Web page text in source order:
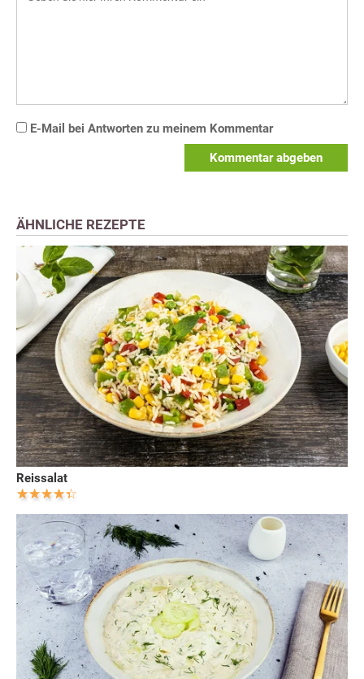
E-Mail bei Antworten zu meinem Kommentar
Kommentar abgeben
ÄHNLICHE REZEPTE
Reissalat